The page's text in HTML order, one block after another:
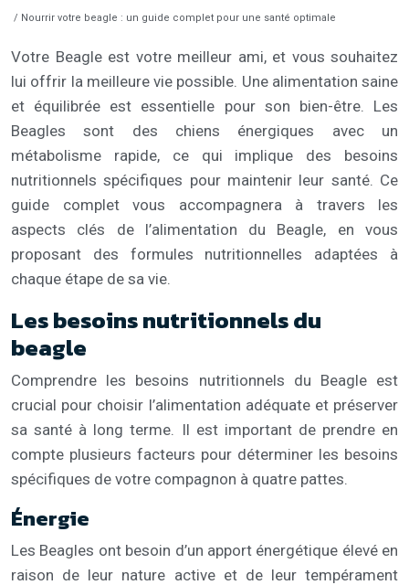
/ Nourrir votre beagle : un guide complet pour une santé optimale
Votre Beagle est votre meilleur ami, et vous souhaitez
lui offrir la meilleure vie possible. Une alimentation saine
et équilibrée est essentielle pour son bien-être. Les
Beagles sont des chiens énergiques avec un
métabolisme rapide, ce qui implique des besoins
nutritionnels spécifiques pour maintenir leur santé. Ce
guide complet vous accompagnera à travers les
aspects clés de l’alimentation du Beagle, en vous
proposant des formules nutritionnelles adaptées à
chaque étape de sa vie.
Les besoins nutritionnels du
beagle
Comprendre les besoins nutritionnels du Beagle est
crucial pour choisir l’alimentation adéquate et préserver
sa santé à long terme. Il est important de prendre en
compte plusieurs facteurs pour déterminer les besoins
spécifiques de votre compagnon à quatre pattes.
Énergie
Les Beagles ont besoin d’un apport énergétique élevé en
raison de leur nature active et de leur tempérament